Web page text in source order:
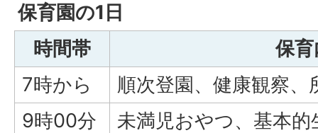
保育園の1日
時間帯
保
7時から
順次登園、健康観察、
9時00分
未満児おやつ、基本